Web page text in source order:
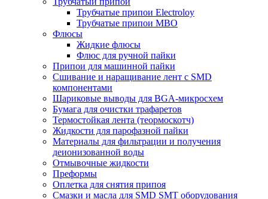
Трубчатые припои Electroloy
Трубчатые припои MBO
Флюсы
Жидкие флюсы
Флюс для ручной пайки
Припои для машинной пайки
Сшивание и наращивание лент с SMD
компонентами
Шариковые выводы для BGA-микросхем
Бумага для очистки трафаретов
Термостойкая лента (теормоскотч)
Жидкости для парофазной пайки
Материалы для фильтрации и получения
деионизованной воды
Отмывочные жидкости
Преформы
Оплетка для снятия припоя
Смазки и масла для SMD SMT оборудования